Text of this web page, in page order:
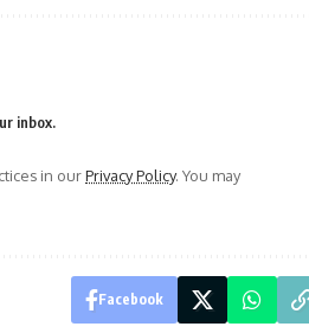
inbox.
in ourPrivacy Policy. You may
Facebook